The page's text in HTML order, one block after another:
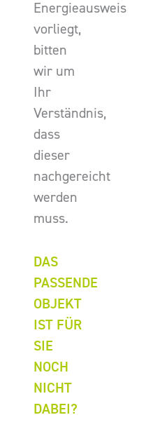
Energieausweis
vorliegt,
bitten
wir um
Ihr
Verständnis,
dass
dieser
nachgereicht
werden
muss.
DAS
PASSENDE
OBJEKT
IST FÜR
SIE
NOCH
NICHT
DABEI?